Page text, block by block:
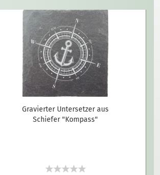
Gravierter Untersetzer aus
Schiefer "Kompass"